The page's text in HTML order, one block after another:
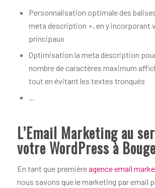
Personnalisation optimale des
meta description », en y incorporant
principaux
Optimisation la meta description
nombre de caractères maximum
tout en évitant les textes tronqués
L’Email Marketing au
votre WordPress à
En tant que premièreagence email
nous savons que le marketing par email